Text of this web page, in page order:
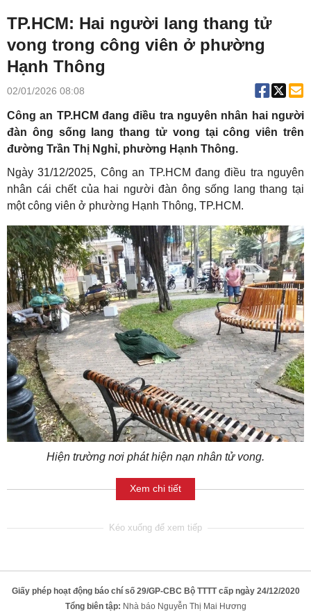
TP.HCM: Hai người lang thang tử
vong trong công viên ở phường
Hạnh Thông
02/01/2026 08:08
Công an TP.HCM đang điều tra nguyên nhân hai người
đàn ông sống lang thang tử vong tại công viên trên
đường Trần Thị Nghỉ, phường Hạnh Thông.
Ngày 31/12/2025, Công an TP.HCM đang điều tra nguyên
nhân cái chết của hai người đàn ông sống lang thang tại
một công viên ở phường Hạnh Thông, TP.HCM.
Hiện trường nơi phát hiện nạn nhân tử vong.
Xem chi tiết
Giấy phép hoạt động báo chí số 29/GP-CBC Bộ TTTT cấp ngày 24/12/2020
Tổng biên tập: Nhà báo Nguyễn Thị Mai Hương